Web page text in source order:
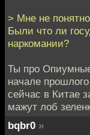
> Мне не
Были что ли
наркомании?
Ты про
начале
сейчас в Китае
мажут лоб
bqbr0 »